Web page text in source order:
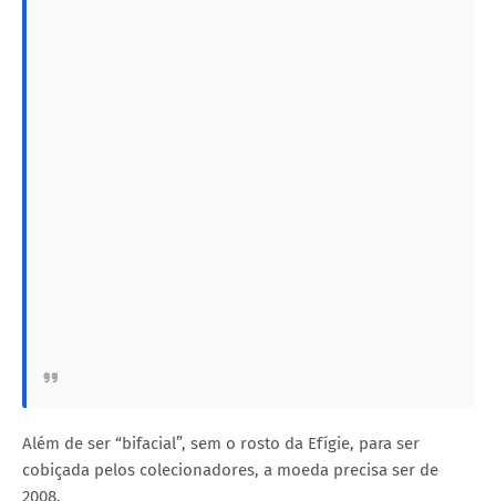
Além de ser “bifacial”, sem o rosto da Efígie, para ser
cobiçada pelos colecionadores, a moeda precisa ser de
2008.